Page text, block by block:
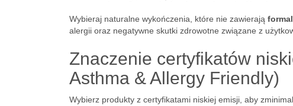
Wybieraj naturalne wykończenia, które nie zawierają
alergii oraz negatywne skutki zdrowotne związane z
Znaczenie certyfikatów
Asthma & Allergy Friendly)
Wybierz produkty z certyfikatami niskiej emisji, aby